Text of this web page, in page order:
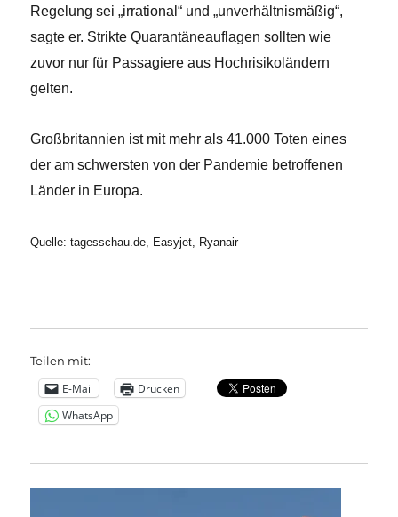
Regelung sei „irrational“ und „unverhältnismäßig“,
sagte er. Strikte Quarantäneauflagen sollten wie
zuvor nur für Passagiere aus Hochrisikoländern
gelten.
Großbritannien ist mit mehr als 41.000 Toten eines
der am schwersten von der Pandemie betroffenen
Länder in Europa.
Quelle: tagesschau.de, Easyjet, Ryanair
Teilen mit:
E-Mail
Drucken
WhatsApp